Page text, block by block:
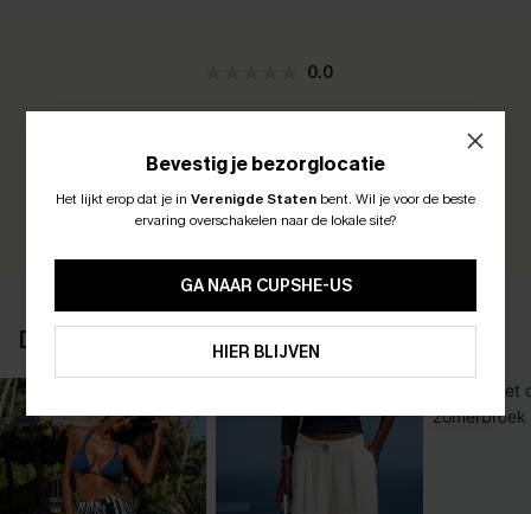
0.0
Verdien 30+ punten voor elke beoordeling die u achterlaat!
EVALUEER
DIT VIND JE MISSCHIEN OOK LEUK
Bevestig je bezorglocatie
Het lijkt erop dat je in Verenigde Staten bent. Wil je voor de beste
ervaring overschakelen naar de lokale site?
GA NAAR CUPSHE-US
HIER BLIJVEN
ABONNEER OM TE KRIJGEN﻿
15% KORTING OP 2ST+
ABONNEREN